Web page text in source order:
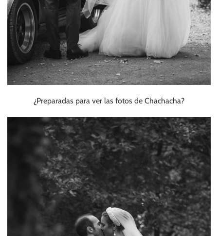
¿Preparadas para ver las fotos de Chachacha?